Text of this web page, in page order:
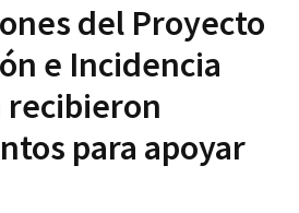
del Proyecto
e Incidencia
recibieron
para apoyar